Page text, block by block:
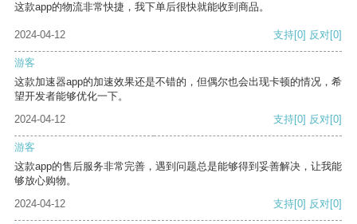
这款app的物流非常快捷，我下单后很快就能收到商品。
2024-04-12 支持[0] 反对[0]
游客
这款加速器app的加速效果还是不错的，但偶尔也会出现卡顿的情况，希
望开发者能够优化一下。
2024-04-12
支持[0] 反对[0]
游客
这款app的售后服务非常完善，遇到问题总是能够得到妥善解决，让我能
够放心购物。
2024-04-12
支持[0] 反对[0]